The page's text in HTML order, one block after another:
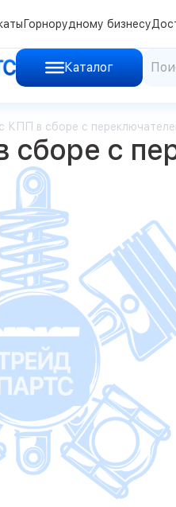
Каталог
Горнорудному бизнесу
КПП в сборе с
сборе с